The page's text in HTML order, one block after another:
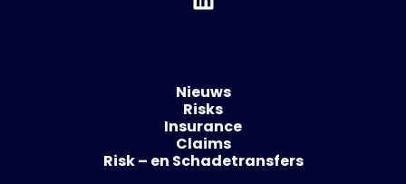
Nieuws
Risks
Insurance
Claims
Risk – en Schadetransfers